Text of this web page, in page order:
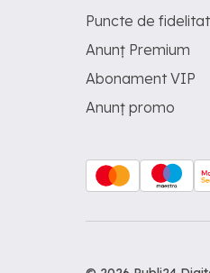
Puncte de
Anunț Premium
Abonament VIP
Anunț promo